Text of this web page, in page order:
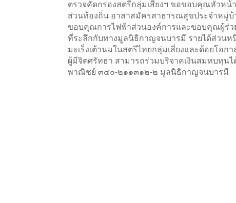
ตรวจคัดกรองสตรีกลุ่มเสี่ยงฯ ขอขอบคุณหัวหน้
ส่วนท้องถิ่น อาสาสมัครสาธารณสุขประจำหมู่บ้
ขอบคุณการไฟฟ้าส่วนองค์การและขอบคุณผู้ร่
ที่ระลึกกับทางมูลนิธิกาญจนบารมี รายได้ส่วนห
มะเร็งเต้านมในสตรีไทยกลุ่มเสี่ยงและด้อยโอก
ผู้มีจิตศรัทธา สามารถร่วมบริจาคเงินสมทบทุน
พาณิชย์ ๓๔๐-๒๑๑๓๑๒-๒ มูลนิธิกาญจนบารมี